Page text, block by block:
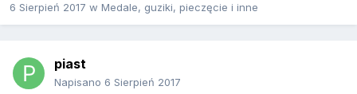
6 Sierpień 2017 w Medale, guziki, pieczęcie i inne
piast
Napisano 6 Sierpień 2017